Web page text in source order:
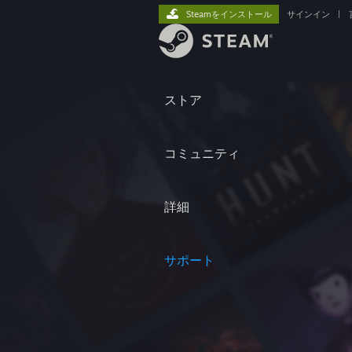
ストア
コミュニティ
詳細
サポート
Steamをインストール サインイン